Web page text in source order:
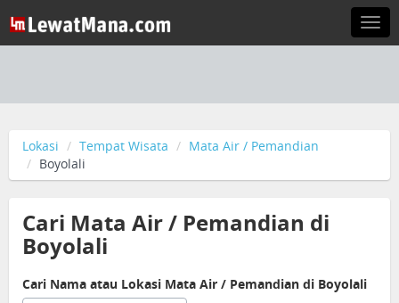
Lokasi Tempat Wisata
Mata Air / Pemandian
Boyolali
Cari Mata Air / Pemandian di
Boyolali
Cari Nama atau Lokasi Mata Air / Pemandian di Boyolali